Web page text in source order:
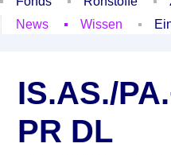
News
Wissen
IS.AS./
PR DL